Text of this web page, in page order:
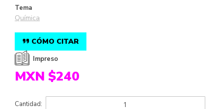
Tema
Química
CÓMO CITAR
Impreso
MXN $240
Cantidad: